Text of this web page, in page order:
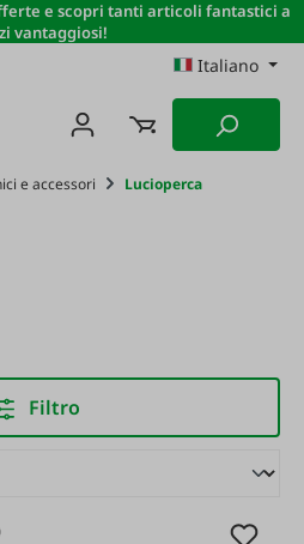
e scopri tanti articoli fantastici a
vantaggiosi!
Italiano
e accessori Lucioperca
Filtro